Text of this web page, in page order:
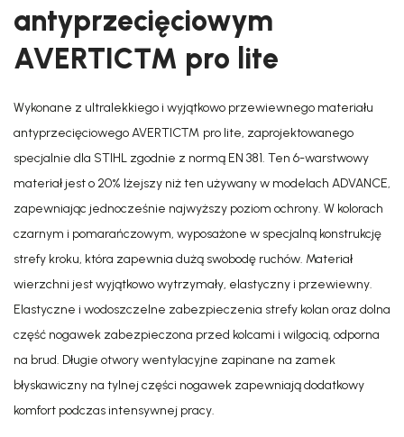
antyprzecięciowym
AVERTIC™ pro lite
Wykonane z ultralekkiego i wyjątkowo przewiewnego materiału
antyprzecięciowego AVERTIC™ pro lite, zaprojektowanego
specjalnie dla STIHL zgodnie z normą EN 381. Ten 6-warstwowy
materiał jest o 20% lżejszy niż ten używany w modelach ADVANCE,
zapewniając jednocześnie najwyższy poziom ochrony. W kolorach
czarnym i pomarańczowym, wyposażone w specjalną konstrukcję
strefy kroku, która zapewnia dużą swobodę ruchów. Materiał
wierzchni jest wyjątkowo wytrzymały, elastyczny i przewiewny.
Elastyczne i wodoszczelne zabezpieczenia strefy kolan oraz dolna
część nogawek zabezpieczona przed kolcami i wilgocią, odporna
na brud. Długie otwory wentylacyjne zapinane na zamek
błyskawiczny na tylnej części nogawek zapewniają dodatkowy
komfort podczas intensywnej pracy.